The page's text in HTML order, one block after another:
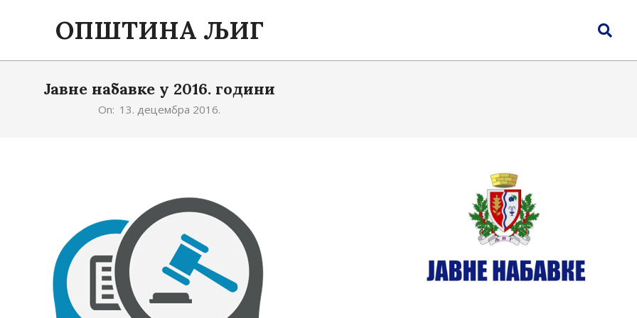
ОПШТИНА ЉИГ Search
Јавне набавке у 2016. години
On: 13. децембра 2016.